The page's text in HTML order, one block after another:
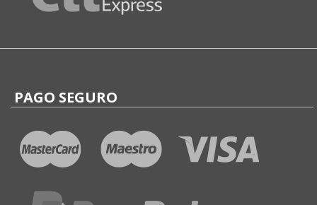
PAGO SEGURO